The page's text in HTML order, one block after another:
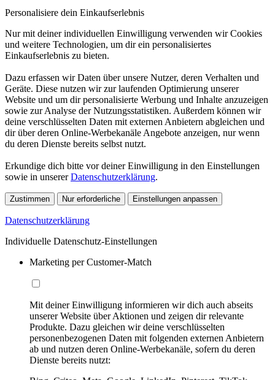
Personalisiere dein Einkaufserlebnis
Nur mit deiner individuellen Einwilligung verwenden wir Cookies
und weitere Technologien, um dir ein personalisiertes
Einkaufserlebnis zu bieten.
Dazu erfassen wir Daten über unsere Nutzer, deren Verhalten und
Geräte. Diese nutzen wir zur laufenden Optimierung unserer
Website und um dir personalisierte Werbung und Inhalte anzuzeigen
sowie zur Analyse der Nutzungsstatistiken. Außerdem können wir
deine verschlüsselten Daten mit externen Anbietern abgleichen und
dir über deren Online-Werbekanäle Angebote anzeigen, nur wenn
du deren Dienste bereits selbst nutzt.
Erkundige dich bitte vor deiner Einwilligung in den Einstellungen
sowie in unsererDatenschutzerklärung.
Zustimmen Nur erforderliche Einstellungen anpassen
Datenschutzerklärung
Individuelle Datenschutz-Einstellungen
Marketing per Customer-Match
Mit deiner Einwilligung informieren wir dich auch abseits
unserer Website über Aktionen und zeigen dir relevante
Produkte. Dazu gleichen wir deine verschlüsselten
personenbezogenen Daten mit folgenden externen Anbietern
ab und nutzen deren Online-Werbekanäle, sofern du deren
Dienste bereits nutzt: